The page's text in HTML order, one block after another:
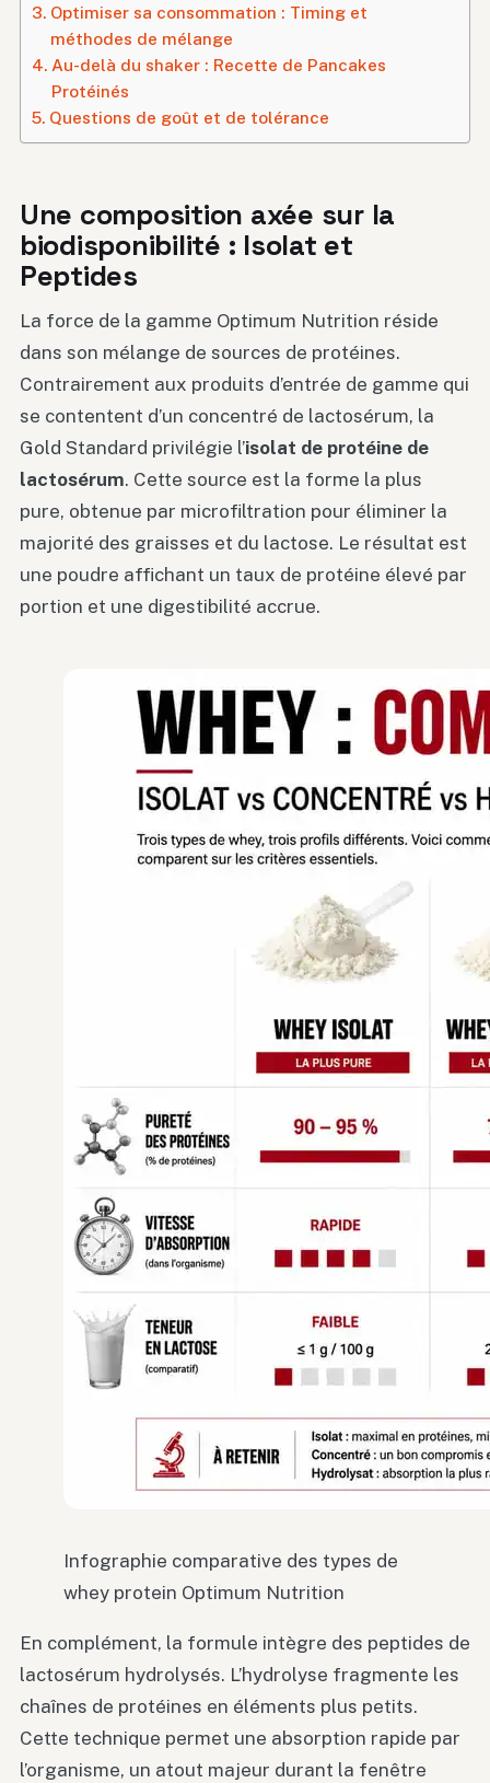
Optimiser sa consommation : Timing et
méthodes de mélange
Au-delà du shaker : Recette de Pancakes
Protéinés
Questions de goût et de tolérance
Une composition axée sur la
biodisponibilité : Isolat et
Peptides
La force de la gamme Optimum Nutrition réside
dans son mélange de sources de protéines.
Contrairement aux produits d’entrée de gamme qui
se contentent d’un concentré de lactosérum, la
Gold Standard privilégie l’isolat de protéine de
lactosérum. Cette source est la forme la plus
pure, obtenue par microfiltration pour éliminer la
majorité des graisses et du lactose. Le résultat est
une poudre affichant un taux de protéine élevé par
portion et une digestibilité accrue.
Infographie comparative des types de
whey protein Optimum Nutrition
En complément, la formule intègre des peptides de
lactosérum hydrolysés. L’hydrolyse fragmente les
chaînes de protéines en éléments plus petits.
Cette technique permet une absorption rapide par
l’organisme, un atout majeur durant la fenêtre